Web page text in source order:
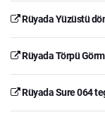
Rüyada Yüzüstü
Rüyada Törpü
Rüyada Sure 064